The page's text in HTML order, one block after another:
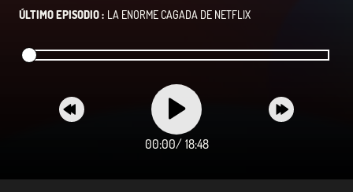
ÚLTIMO EPISODIO : LA ENORME CAGADA DE NETFLIX
00:00/ 18:48